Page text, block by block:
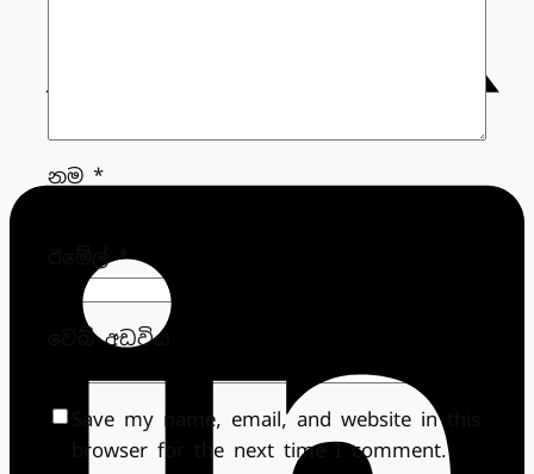
නම *
ඊමේල්*
වෙබ් අඩවිය
Save my name, email, and website in this
browser for the next time I comment.